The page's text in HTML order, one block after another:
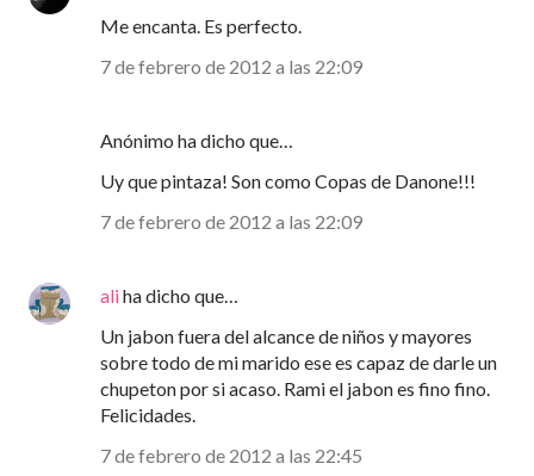
Me encanta. Es perfecto.
7 de febrero de 2012 a las 22:09
Anónimo ha dicho que…
Uy que pintaza! Son como Copas de Danone!!!
7 de febrero de 2012 a las 22:09
aliha dicho que…
Un jabon fuera del alcance de niños y mayores
sobre todo de mi marido ese es capaz de darle un
chupeton por si acaso. Rami el jabon es fino fino.
Felicidades.
7 de febrero de 2012 a las 22:45